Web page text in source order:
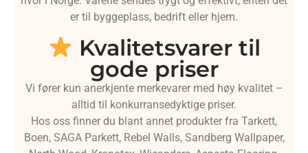
er til byggeplass, bedrift eller hjem.
Kvalitetsvarer til
gode priser
Vi fører kun anerkjente merkevarer med høy kvalitet –
alltid til konkurransedyktige priser.
Hos oss finner du blant annet produkter fra Tarkett,
Boen, SAGA Parkett, Rebel Walls, Sandberg Wallpaper,